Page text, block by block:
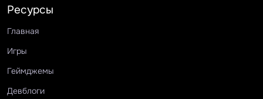
Ресурсы
Главная
Игры
Геймджемы
Девблоги